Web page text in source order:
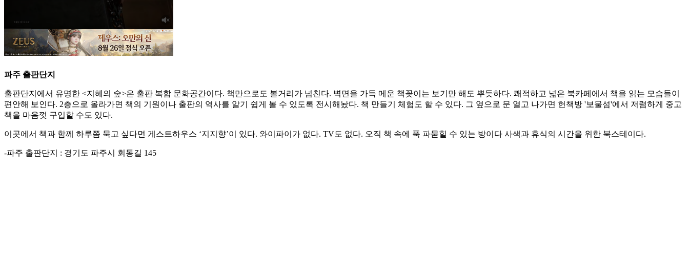
파주 출판단지
출판단지에서 유명한 <지혜의 숲>은 출판 복합 문화공간이다. 책만으로도 볼거리가 넘친다. 벽면을 가득 메운 책꽂이는 보기만 해도 뿌듯하다. 쾌적하고 넓은 북카페에서 책을 읽는 모습들이
편안해 보인다. 2층으로 올라가면 책의 기원이나 출판의 역사를 알기 쉽게 볼 수 있도록 전시해놨다. 책 만들기 체험도 할 수 있다. 그 옆으로 문 열고 나가면 헌책방 '보물섬'에서 저렴하게 중고
책을 마음껏 구입할 수도 있다.
이곳에서 책과 함께 하루쯤 묵고 싶다면 게스트하우스 ‘지지향’이 있다. 와이파이가 없다. TV도 없다. 오직 책 속에 푹 파묻힐 수 있는 방이다 사색과 휴식의 시간을 위한 북스테이다.
-파주 출판단지 : 경기도 파주시 회동길 145